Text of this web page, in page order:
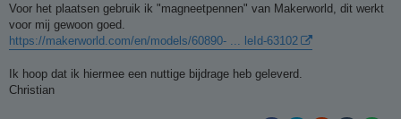
Voor het plaatsen gebruik ik "magneetpennen" van Makerworld, dit werkt
voor mij gewoon goed.
https://makerworld.com/en/models/60890- ... leId-63102
Ik hoop dat ik hiermee een nuttige bijdrage heb geleverd.
Christian